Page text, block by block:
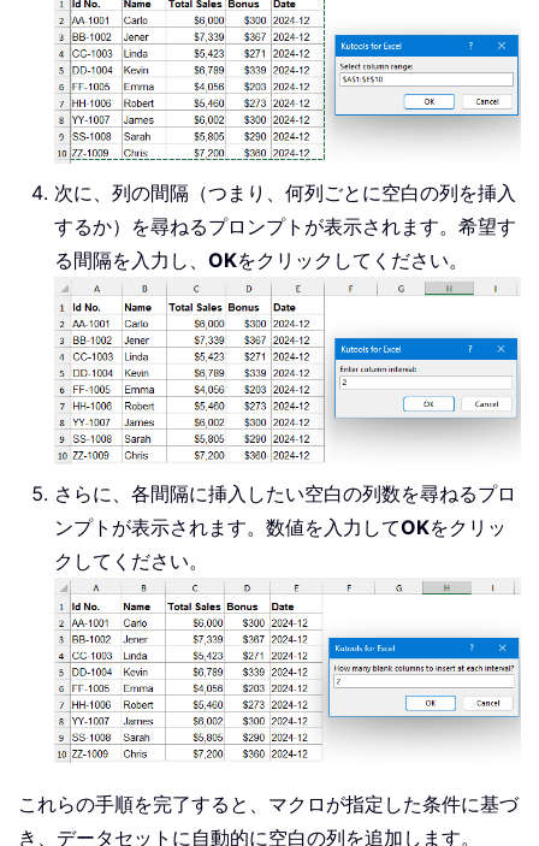
次に、列の間隔（つまり、何列ごとに空白の列を挿入
するか）を尋ねるプロンプトが表示されます。希望す
る間隔を入力し、 OKをクリックしてください。
さらに、各間隔に挿入したい空白の列数を尋ねるプロ
ンプトが表示されます。数値を入力してOKをクリッ
クしてください。
これらの手順を完了すると、マクロが指定した条件に基づ
き、データセットに自動的に空白の列を追加します。